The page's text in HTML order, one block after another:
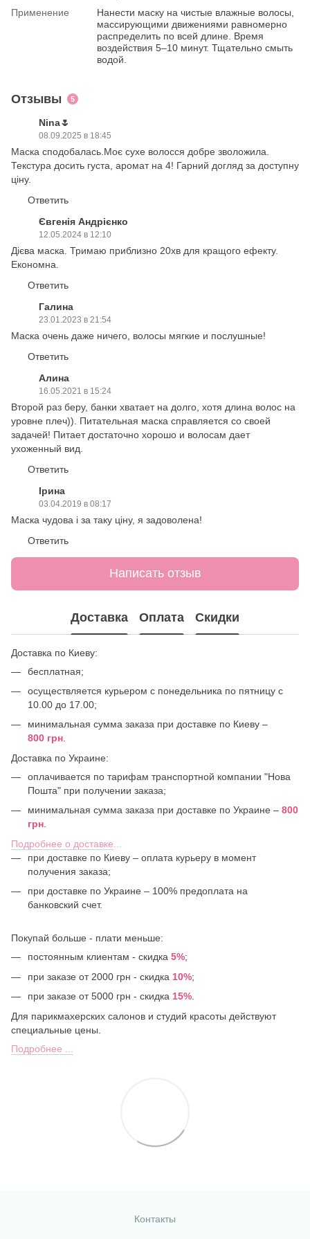
Применение
Нанести маску на чистые влажные волосы,
массирующими движениями равномерно
распределить по всей длине. Время
воздействия 5–10 минут. Тщательно смыть
водой.
Отзывы 5
Nina️🌷
08.09.2025 в 18:45
Маска сподобалась.Моє сухе волосся добре зволожила.
Текстура досить густа, аромат на 4! Гарний догляд за доступну
ціну.
Ответить
Євгенія Андрієнко
12.05.2024 в 12:10
Дієва маска. Тримаю приблизно 20хв для кращого ефекту.
Економна.
Ответить
Галина
23.01.2023 в 21:54
Маска очень даже ничего, волосы мягкие и послушные!
Ответить
Алина
16.05.2021 в 15:24
Второй раз беру, банки хватает на долго, хотя длина волос на
уровне плеч)). Питательная маска справляется со своей
задачей! Питает достаточно хорошо и волосам дает
ухоженный вид.
Ответить
Ірина
03.04.2019 в 08:17
Маска чудова і за таку ціну, я задоволена!
Ответить
Написать отзыв
Доставка Оплата Скидки
Доставка по Киеву:
бесплатная;
осуществляется курьером с понедельника по пятницу с
10.00 до 17.00;
минимальная сумма заказа при доставке по Киеву –
800 грн.
Доставка по Украине:
оплачивается по тарифам транспортной компании "Нова
Пошта" при получении заказа;
минимальная сумма заказа при доставке по Украине – 800
грн
Подробнее о доставке
при доставке по Киеву – оплата курьеру в момент
получения заказа;
при доставке по Украине – 100% предоплата на
банковский счет.
Покупай больше - плати меньше:
постоянным клиентам - скидка 5%;
при заказе от 2000 грн - скидка 10%;
при заказе от 5000 грн - скидка 15%
Для парикмахерских салонов и студий красоты действуют
специальные цены.
Подробнее ...
Контакты